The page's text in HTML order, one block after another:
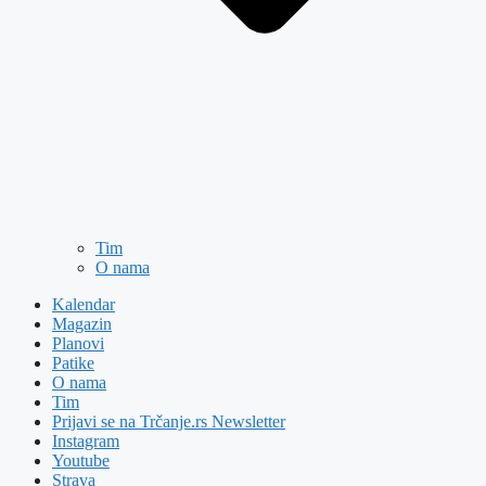
Tim
O nama
Kalendar
Magazin
Planovi
Patike
O nama
Tim
Prijavi se na Trčanje.rs Newsletter
Instagram
Youtube
Strava